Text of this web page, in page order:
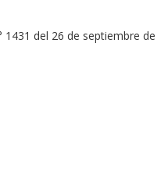
del 26 de septiembre de